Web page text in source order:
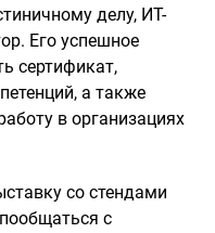
делу, ИТ-
Его успешное
сертификат,
а также
в организациях
со стендами
с